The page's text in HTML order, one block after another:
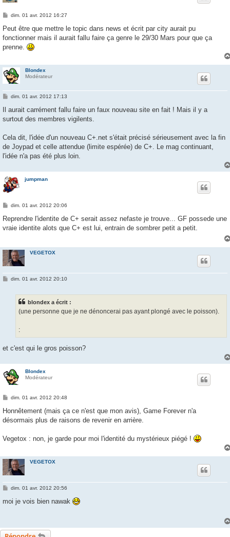
M
s
a
g
dim. 01 avr. 2012 16:27
Peut être que mettre le topic dans news et écrit par city aurait pu
fonctionner mais il aurait fallu faire ça genre le 29/30 Mars pour que ça
prenne.
Blondex
Modérateur
M
s
a
dim. 01 avr. 2012 17:13
Il aurait carrément fallu faire un faux nouveau site en fait ! Mais il y a
surtout des membres vigilents.
Cela dit, l'idée d'un nouveau C+.net s'était précisé sérieusement avec la fin
de Joypad et celle attendue (limite espérée) de C+. Le mag continuant,
l'idée n'a pas été plus loin.
jumpman
M
s
s
a
dim. 01 avr. 2012 20:06
Reprendre l'identite de C+ serait assez nefaste je trouve... GF possede une
vraie identite alots que C+ est lui, entrain de sombrer petit a petit.
VEGETOX
Mdim. 01 avr. 2012 20:10
blondex a écrit :
(une personne que je ne dénoncerai pas ayant plongé avec le poisson).
:
et c'est qui le gros poisson?
Blondex
Modérateur
M
s
a
dim. 01 avr. 2012 20:48
Honnêtement (mais ça ce n'est que mon avis), Game Forever n'a
désormais plus de raisons de revenir en arrière.
Vegetox : non, je garde pour moi l'identité du mystérieux piégé !
VEGETOX
M
s
dim. 01 avr. 2012 20:56
moi je vois bien nawak